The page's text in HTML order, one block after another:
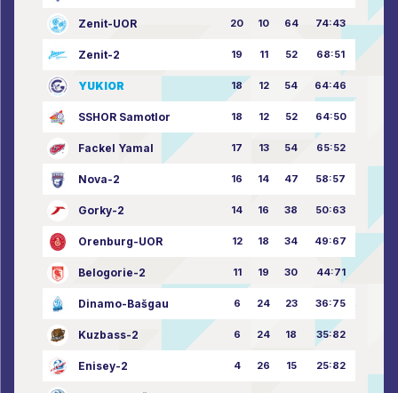
Zenit-UOR 20 10 64 74:43
Zenit-2 19 11 52 68:51
YUKIOR 18 12 54 64:46
SSHOR Samotlor 18 12 52 64:50
Fackel Yamal 17 13 54 65:52
Nova-2 16 14 47 58:57
Gorky-2 14 16 38 50:63
Orenburg-UOR 12 18 34 49:67
Belogorie-2 11 19 30 44:71
Dinamo-Bašgau 6 24 23 36:75
Kuzbass-2 6 24 18 35:82
Enisey-2 4 26 15 25:82